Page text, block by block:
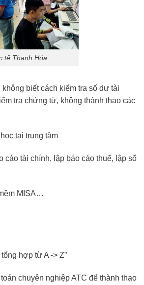
tế Thanh Hóa
biết cách kiểm tra số dư tài
tra chứng từ, không thành thạo các
tại trung tâm
cáo tài chính, lập báo cáo thuế, lập sổ
MISA…
hợp từ A -> Z”
chuyên nghiệp ATC để thành thạo